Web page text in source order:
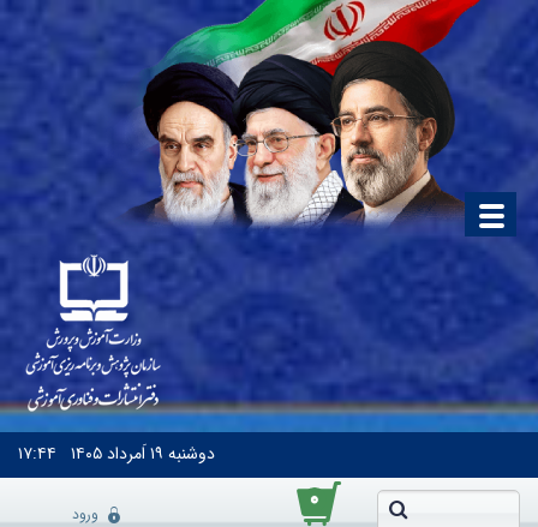
دوشنبه ۱۹ اَمرداد ۱۴۰۵ ۱۷:۴۴
۰
ورود